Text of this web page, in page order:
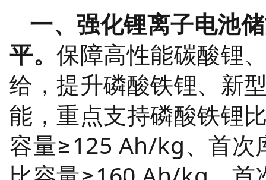
一、强化锂离子电池
平。保障高性能碳酸锂
给，提升磷酸铁锂、新
能，重点支持磷酸铁锂
容量≥125 Ah/kg、首次